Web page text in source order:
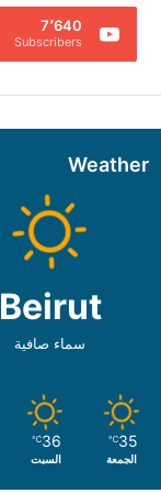
7٬640
Subscribers
Weather
Beirut
سماء صافية
35
℃
الجمعة
36
℃
السبت